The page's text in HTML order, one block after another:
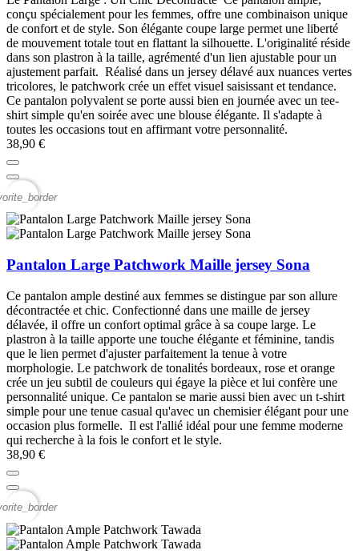
conçu spécialement pour les femmes, offre une combinaison unique
de confort et de style. Son élégante coupe large permet une liberté
de mouvement totale tout en flattant la silhouette. L'originalité réside
dans son plastron à la taille, agrémenté d'un lien ajustable pour un
ajustement parfait. Réalisé dans un jersey délavé aux nuances vertes
tricolores, le patchwork crée un effet visuel saisissant et tendance.
Ce pantalon polyvalent se porte aussi bien en journée avec un tee-
shirt simple qu'en soirée avec une blouse élégante. Il s'adapte à
toutes les occasions tout en affirmant votre personnalité.
38,90 €
Pantalon Large Patchwork Maille jersey Sona
Ce pantalon ample destiné aux femmes se distingue par son allure
décontractée et chic. Confectionné dans une maille de jersey
délavée, il offre un confort optimal grâce à sa coupe large. Le
plastron à la taille apporte une touche élégante et féminine, tandis
que le lien permet d'ajuster parfaitement la tenue à votre
morphologie. Le patchwork de tonalités bordeaux, rose et orange
crée un jeu subtil de couleurs qui égaye la pièce et lui confère une
personnalité unique. Ce pantalon se marie aussi bien avec un t-shirt
simple pour une tenue casual qu'avec un chemisier élégant pour une
occasion plus formelle. Il est l'allié idéal pour une femme moderne
qui recherche à la fois le confort et le style.
38,90 €